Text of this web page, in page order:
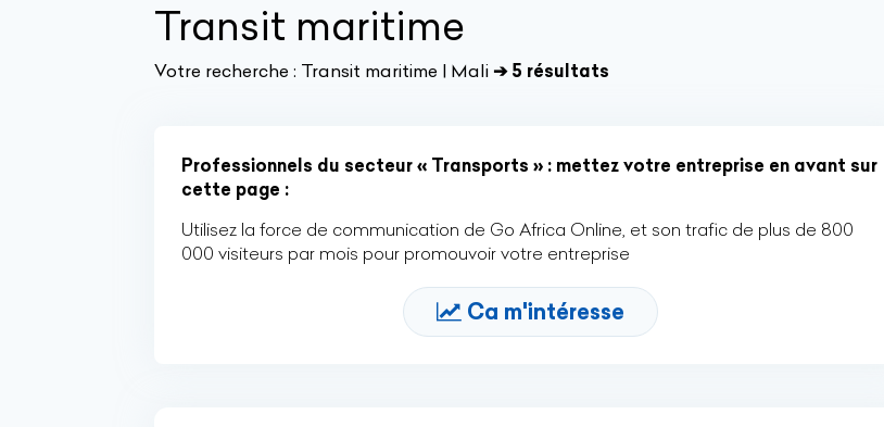
Transit maritime
Votre recherche : Transit maritime | Mali ➔ 5 résultats
Professionnels du secteur « Transports » : mettez votre entreprise en avant sur
cette page :
Utilisez la force de communication de Go Africa Online, et son trafic de plus de 800
000 visiteurs par mois pour promouvoir votre entreprise
Ca m'intéresse